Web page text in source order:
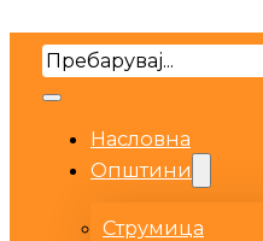
Search
Насловна
Општини
Струмица